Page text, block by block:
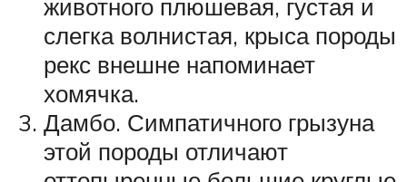
животного плюшевая, густая и
слегка волнистая, крыса породы
рекс внешне напоминает
хомячка.
Дамбо. Симпатичного грызуна
этой породы отличают